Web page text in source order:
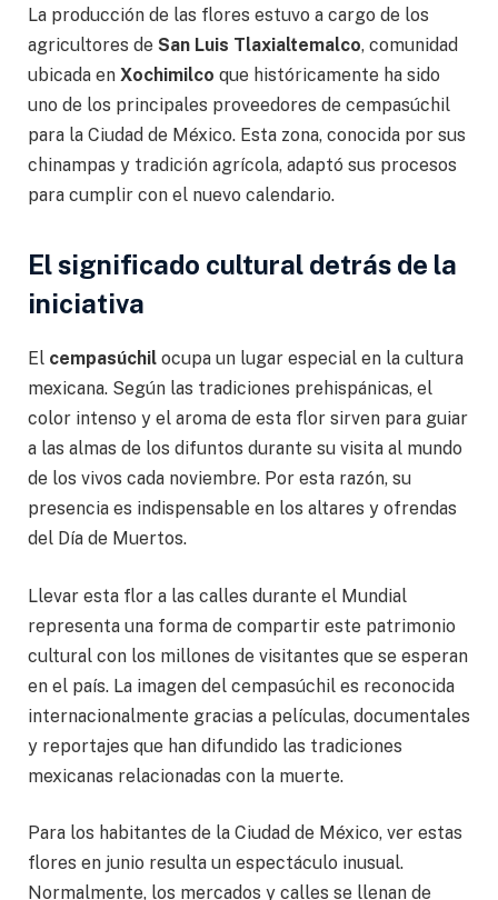
La producción de las flores estuvo a cargo de los
agricultores de San Luis Tlaxialtemalco, comunidad
ubicada en Xochimilco que históricamente ha sido
uno de los principales proveedores de cempasúchil
para la Ciudad de México. Esta zona, conocida por sus
chinampas y tradición agrícola, adaptó sus procesos
para cumplir con el nuevo calendario.
El significado cultural detrás de la
iniciativa
El cempasúchil ocupa un lugar especial en la cultura
mexicana. Según las tradiciones prehispánicas, el
color intenso y el aroma de esta flor sirven para guiar
a las almas de los difuntos durante su visita al mundo
de los vivos cada noviembre. Por esta razón, su
presencia es indispensable en los altares y ofrendas
del Día de Muertos.
Llevar esta flor a las calles durante el Mundial
representa una forma de compartir este patrimonio
cultural con los millones de visitantes que se esperan
en el país. La imagen del cempasúchil es reconocida
internacionalmente gracias a películas, documentales
y reportajes que han difundido las tradiciones
mexicanas relacionadas con la muerte.
Para los habitantes de la Ciudad de México, ver estas
flores en junio resulta un espectáculo inusual.
Normalmente, los mercados y calles se llenan de